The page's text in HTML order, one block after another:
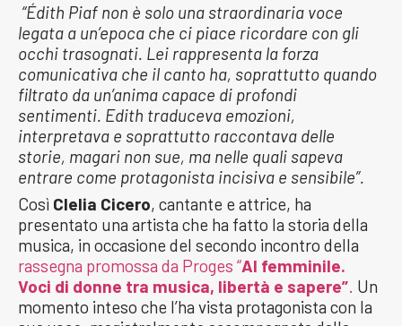
“Édith Piaf non è solo una straordinaria voce
legata a un’epoca che ci piace ricordare con gli
occhi trasognati. Lei rappresenta la forza
comunicativa che il canto ha, soprattutto quando
filtrato da un’anima capace di profondi
sentimenti. Edith traduceva emozioni,
interpretava e soprattutto raccontava delle
storie, magari non sue, ma nelle quali sapeva
entrare come protagonista incisiva e sensibile”.
Così Clelia Cicero, cantante e attrice, ha
presentato una artista che ha fatto la storia della
musica, in occasione del secondo incontro della
rassegna promossa da Proges “Al femminile.
Voci di donne tra musica, libertà e sapere”. Un
momento inteso che l’ha vista protagonista con la